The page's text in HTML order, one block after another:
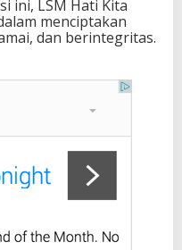
ini, LSM Hati Kita
menciptakan
dan berintegritas.